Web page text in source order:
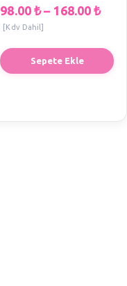
Sepete Ekle
98.00 ₺ – 168.00₺
[Kdv Dahil]